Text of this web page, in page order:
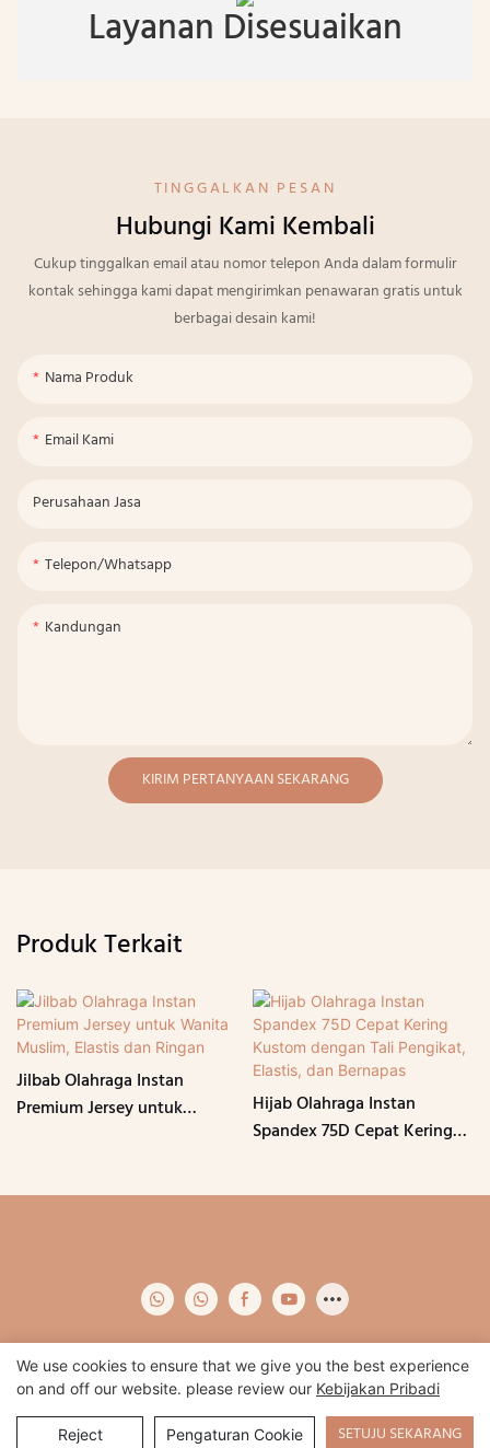
Layanan Disesuaikan
TINGGALKAN PESAN
Hubungi Kami Kembali
Cukup tinggalkan email atau nomor telepon Anda dalam formulir
kontak sehingga kami dapat mengirimkan penawaran gratis untuk
berbagai desain kami!
Nama Produk
Email Kami
Perusahaan Jasa
Telepon/whatsapp
Kandungan
KIRIM PERTANYAAN SEKARANG
Produk Terkait
Jilbab Olahraga Instan
Premium Jersey untuk
Hijab Olahraga Instan
Spandex 75D Cepat Kering
Hak Cipta © 2024 Qidian -www.qidianapparel.com| Peta Situs
Kebijakan pribadi
We use cookies to ensure that we give you the best experience
on and off our website. please review our Kebijakan Pribadi
Reject Pengaturan Cookie SETUJU SEKARANG